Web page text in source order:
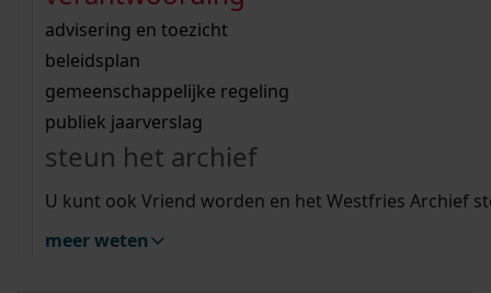
bouwvergunningen
omgevingsvergunningen
vergunningen
beeld en geluid
uitleg nodig?
Wij helpen u op weg met een aantal zoektips.
bekijk alle zoektips
Wij helpen u op weg met een aantal zoektips.
bekijk alle zoektips
bekijk ons geschiedenislokaal
advisering en toezicht
beleidsplan
gemeenschappelijke regeling
publiek jaarverslag
steun het archief
U kunt ook Vriend worden en het Westfries Archief
meer weten
zoektips
Mijn Studiezaal (inloggen)
uw zoekopdracht te